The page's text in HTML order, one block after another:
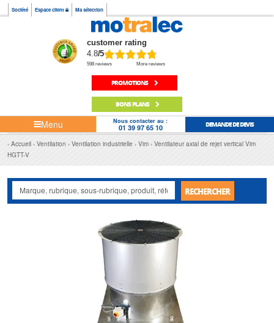
Société Espace client Ma sélection
customer rating
4.8/5
598 reviews More reviews
PROMOTIONS
BONS PLANS
Menu Nous contacter au :
01 39 97 65 10 DEMANDE DE DEVIS
Accueil Ventilation Ventilation industrielle Vim
Ventilateur axial de rejet vertical Vim
HGTT-V
RECHERCHER